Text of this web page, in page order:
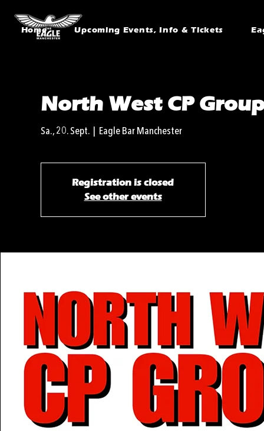
Home Upcoming Events, Info & Tickets
North West CP Group
Sa., 20. Sept.
  |
Eagle Bar Manchester
Registration is closed
See other events